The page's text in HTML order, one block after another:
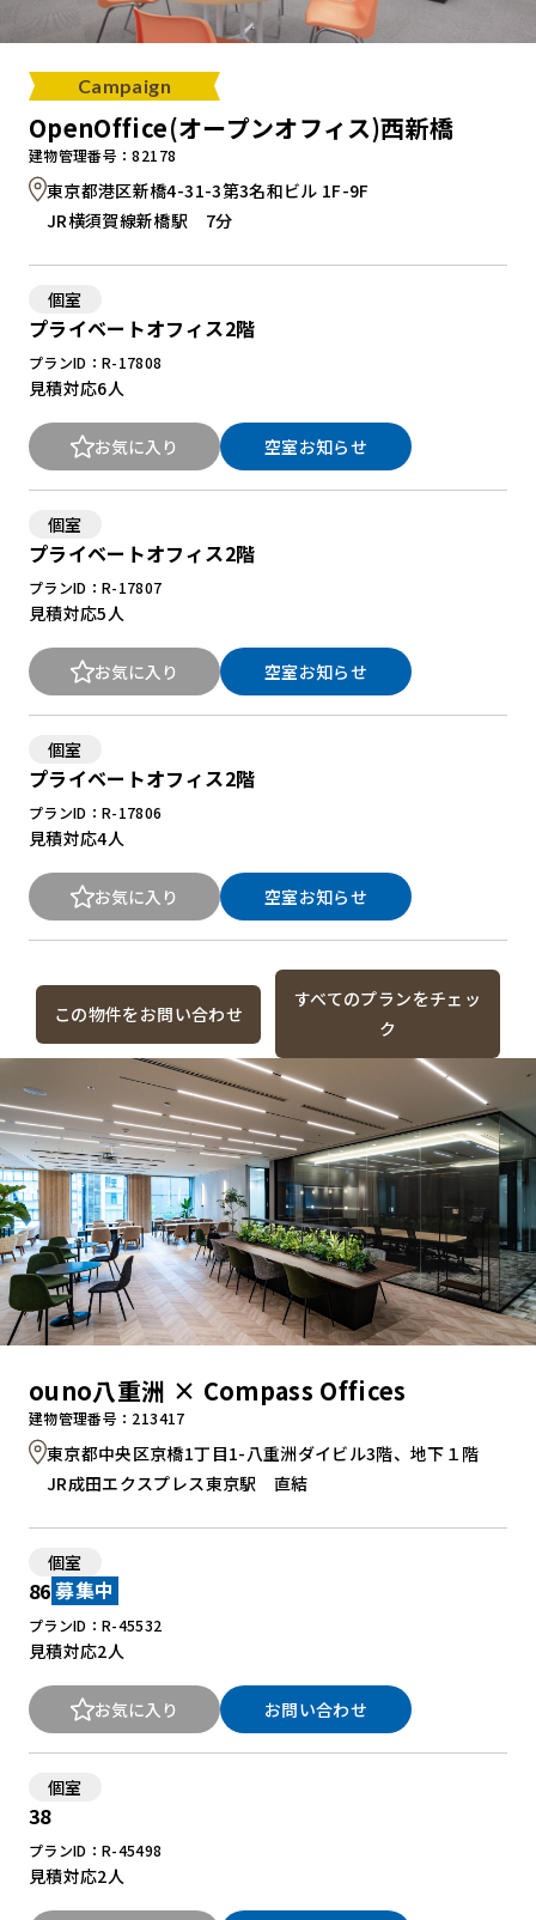
Campaign
OpenOffice(オープンオフィス)西新橋
建物管理番号：82178
東京都港区新橋4-31-3第3名和ビル 1F-9F
JR横須賀線新橋駅 7分
個室
プライベートオフィス2階
プランID：R-17808
見積対応6人
お気に入り 空室お知らせ
個室
プライベートオフィス2階
プランID：R-17807
見積対応5人
お気に入り 空室お知らせ
個室
プライベートオフィス2階
プランID：R-17806
見積対応4人
お気に入り 空室お知らせ
この物件をお問い合わせ
すべてのプランをチェッ
ク
ouno八重洲 × Compass Offices
建物管理番号：213417
東京都中央区京橋1丁目1-八重洲ダイビル3階、地下１階
JR成田エクスプレス東京駅 直結
個室
86 募集中
プランID：R-45532
見積対応2人
お気に入り お問い合わせ
個室
38
プランID：R-45498
見積対応2人